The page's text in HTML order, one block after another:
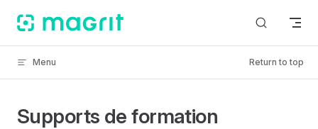
Skip to content
Menu Return to top
Supports de formation